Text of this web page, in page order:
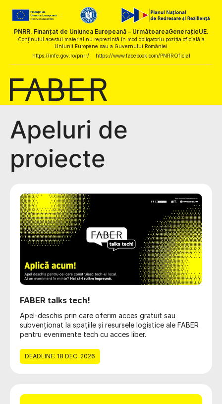
PNRR. Finanțat de Uniunea Europeană – UrmătoareaGenerațieUE.
Conținutul acestui material nu reprezintă în mod obligatoriu poziția oficială a
Uniunii Europene sau a Guvernului României
https://mfe.gov.ro/pnrr/
https://www.facebook.com/PNRROficial
Apeluri de
proiecte
FABER talks tech!
Apel-deschis prin care oferim acces gratuit sau
subvenționat la spațiile și resursele logistice ale FABER
pentru evenimente tech cu acces liber.
DEADLINE: 18 DEC. 2026